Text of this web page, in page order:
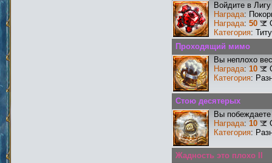
Войдите в
Награда:
Награда: 50
Категория:
Проходящий мимо
Вы неплохо
Награда: 10
Категория:
Стою десятерых
Вы
Награда: 10
Категория:
Жадность это плохо II